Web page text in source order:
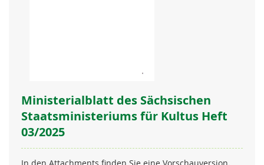
Ministerialblatt des Sächsischen
Staatsministeriums für Kultus Heft
03/2025